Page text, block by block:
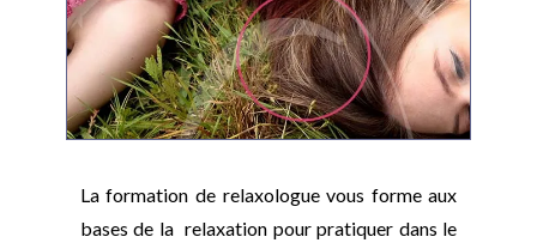
La formation de relaxologue vous forme aux
bases de la relaxation pour pratiquer dans le